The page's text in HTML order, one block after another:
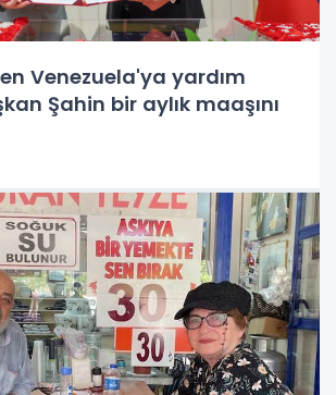
Venezuela'ya yardım
Şahin bir aylık maaşını